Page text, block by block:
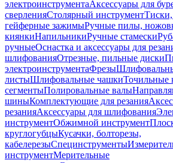
электроинструментаАксессуары для
сверленияСтолярный инструмент
гейферные зажимыРучные пилы,
киянкиНапильникиРучные стамески
ручныеОснастка и аксессуары для
шлифованияОтрезные, пильные диски
электроинструментаФрезы
листыШлифовальные чашкиТочильные
сегментыПолировальные валы
шиныКомплектующие для резания
резанияАксессуары для шлифования
инструментОбжимной инструмент
круглогубцыКусачки, болторезы,
кабелерезыСпецинструменты
инструментМерительные